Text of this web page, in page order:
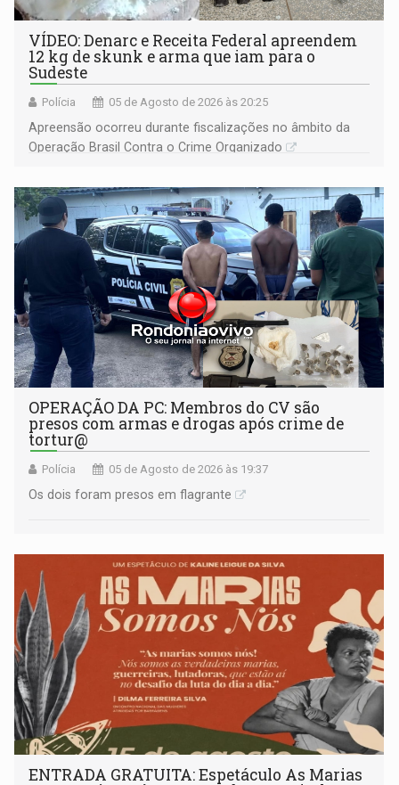
VÍDEO: Denarc e Receita Federal apreendem
12 kg de skunk e arma que iam para o
Sudeste
Polícia 05 de Agosto de 2026 às 20:25
Apreensão ocorreu durante fiscalizações no âmbito da
Operação Brasil Contra o Crime Organizado
OPERAÇÃO DA PC: Membros do CV são
presos com armas e drogas após crime de
tortur@
Polícia 05 de Agosto de 2026 às 19:37
Os dois foram presos em flagrante
ENTRADA GRATUITA: Espetáculo As Marias